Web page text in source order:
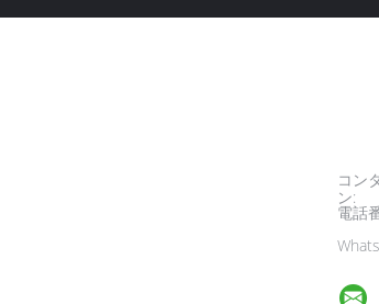
コン
ン:
電話